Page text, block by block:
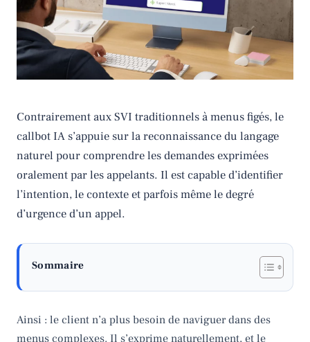
Contrairement aux SVI traditionnels à menus figés, le
callbot IA s’appuie sur la reconnaissance du langage
naturel pour comprendre les demandes exprimées
oralement par les appelants. Il est capable d’identifier
l’intention, le contexte et parfois même le degré
d’urgence d’un appel.
Sommaire
Ainsi : le client n’a plus besoin de naviguer dans des
menus complexes. Il s’exprime naturellement, et le